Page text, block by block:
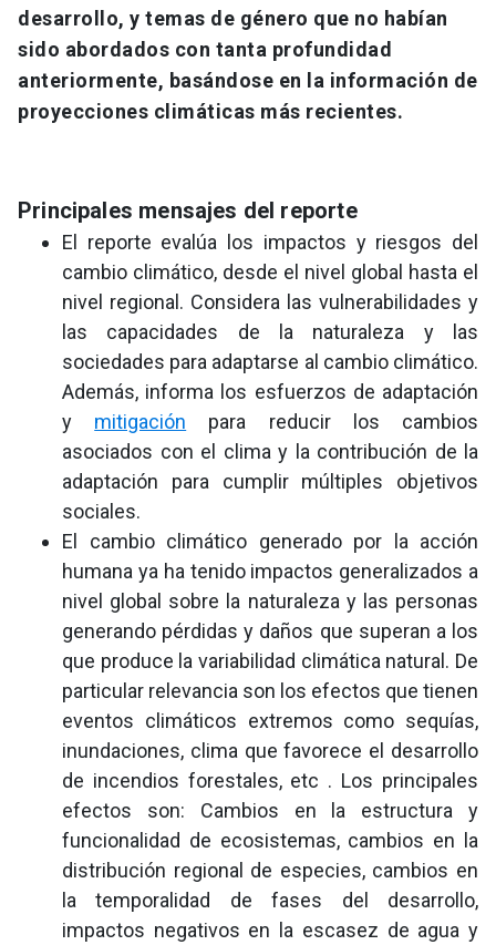
desarrollo, y temas de género que no habían
sido abordados con tanta profundidad
anteriormente, basándose en la información de
proyecciones climáticas más recientes.
Principales mensajes del reporte
El reporte evalúa los impactos y riesgos del
cambio climático, desde el nivel global hasta el
nivel regional. Considera las vulnerabilidades y
las capacidades de la naturaleza y las
sociedades para adaptarse al cambio climático.
Además, informa los esfuerzos de adaptación
y mitigación para reducir los cambios
asociados con el clima y la contribución de la
adaptación para cumplir múltiples objetivos
sociales.
El cambio climático generado por la acción
humana ya ha tenido impactos generalizados a
nivel global sobre la naturaleza y las personas
generando pérdidas y daños que superan a los
que produce la variabilidad climática natural. De
particular relevancia son los efectos que tienen
eventos climáticos extremos como sequías,
inundaciones, clima que favorece el desarrollo
de incendios forestales, etc . Los principales
efectos son: Cambios en la estructura y
funcionalidad de ecosistemas, cambios en la
distribución regional de especies, cambios en
la temporalidad de fases del desarrollo,
impactos negativos en la escasez de agua y